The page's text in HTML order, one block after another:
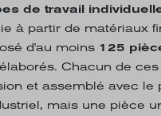
de travail
à partir de matériaux
d'au moins 125
Chacun de
et assemblé avec le
mais une pièce